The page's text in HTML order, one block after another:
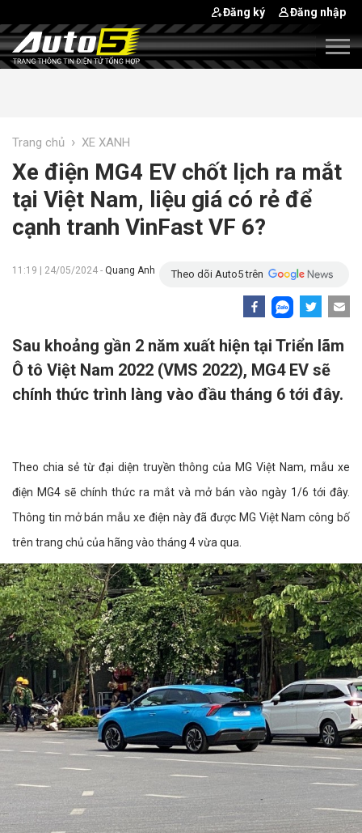
Đăng ký Đăng nhập
Trang chủ › XE XANH
Xe điện MG4 EV chốt lịch ra mắt
tại Việt Nam, liệu giá có rẻ để
cạnh tranh VinFast VF 6?
11:19 | 24/05/2024 - Quang Anh Theo dõi Auto5 trên
Sau khoảng gần 2 năm xuất hiện tại Triển lãm
Ô tô Việt Nam 2022 (VMS 2022), MG4 EV sẽ
chính thức trình làng vào đầu tháng 6 tới đây.
Theo chia sẻ từ đại diện truyền thông của MG Việt Nam, mẫu xe
điện MG4 sẽ chính thức ra mắt và mở bán vào ngày 1/6 tới đây.
Thông tin mở bán mẫu xe điện này đã được MG Việt Nam công bố
trên trang chủ của hãng vào tháng 4 vừa qua.